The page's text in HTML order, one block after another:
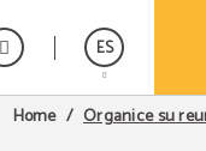
ES
English
Home Organice su